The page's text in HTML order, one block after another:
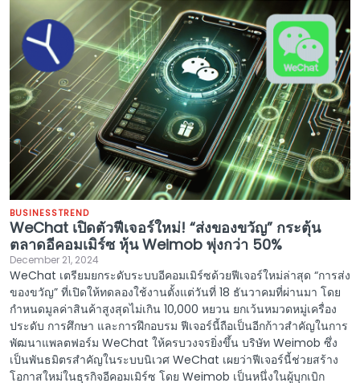
BUSINESSTREND
WeChat เปิดตัวฟีเจอร์ใหม่! “ส่งของขวัญ” กระตุ้น
ตลาดอีคอมเมิร์ซ หุ้น Weimob พุ่งกว่า 50%
December 21, 2024
WeChat เตรียมยกระดับระบบอีคอมเมิร์ซด้วยฟีเจอร์ใหม่ล่าสุด “การส่ง
ของขวัญ” ที่เปิดให้ทดลองใช้งานตั้งแต่วันที่ 18 ธันวาคมที่ผ่านมา โดย
กำหนดมูลค่าสินค้าสูงสุดไม่เกิน 10,000 หยวน ยกเว้นหมวดหมู่เครื่อง
ประดับ การศึกษา และการฝึกอบรม ฟีเจอร์นี้ถือเป็นอีกก้าวสำคัญในการ
พัฒนาแพลตฟอร์ม WeChat ให้ครบวงจรยิ่งขึ้น บริษัท Weimob ซึ่ง
เป็นพันธมิตรสำคัญในระบบนิเวศ WeChat เผยว่าฟีเจอร์นี้ช่วยสร้าง
โอกาสใหม่ในธุรกิจอีคอมเมิร์ซ โดย Weimob เป็นหนึ่งในผู้บุกเบิก